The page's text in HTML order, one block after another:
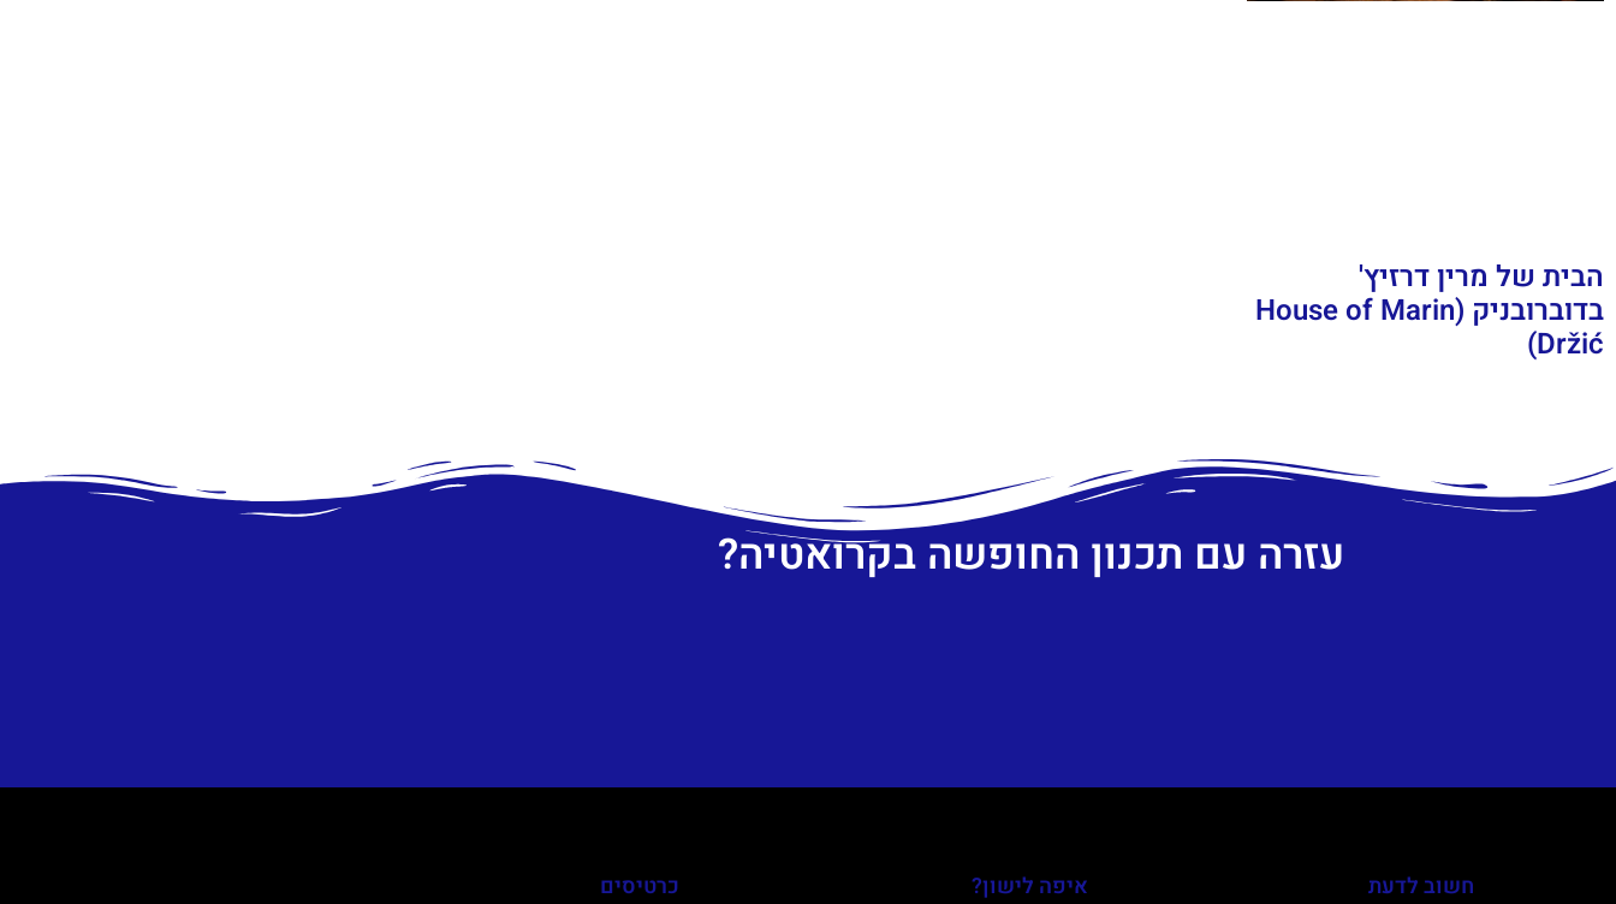
הבית של מרין דרזיץ'
בדוברובניק (House of Marin
Držić)
עזרה עם תכנון החופשה בקרואטיה?
חשוב לדעת
איפה לישון?
כרטיסים